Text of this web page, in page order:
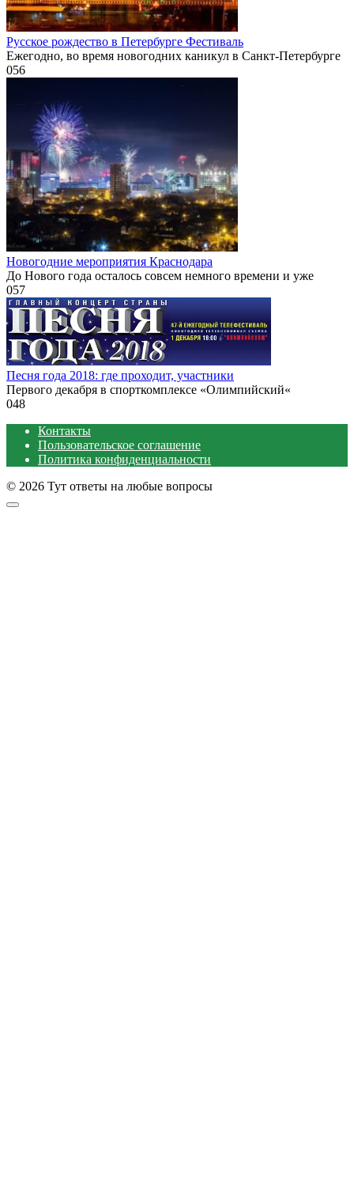
Русское рождество в Петербурге Фестиваль
Ежегодно, во время новогодних каникул в Санкт-Петербурге
056
Новогодние мероприятия Краснодара
До Нового года осталось совсем немного времени и уже
057
Песня года 2018: где проходит, участники
Первого декабря в спорткомплексе «Олимпийский«
048
Контакты
Пользовательское соглашение
Политика конфиденциальности
© 2026 Тут ответы на любые вопросы